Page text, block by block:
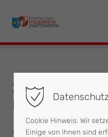
Der Eintrag
Der Eintrag
27.05.2023
Lift
Am 27. Mai wurde die
Cookie Hinweis: Wir
Einige von Ihnen sind